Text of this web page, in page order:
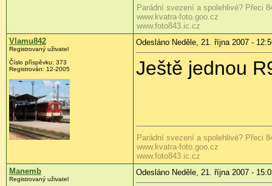
Parádní svezení a spolehlivé? Přeci
www.kvatra-foto.goo.cz
www.foto843.ic.cz
Vlamu842
Registrovaný uživatel
Číslo příspěvku: 373
Registrován: 12-2005
Odesláno Neděle, 21. října 2007 -
Ještě jednou
Parádní svezení a spolehlivé? Přeci
www.kvatra-foto.goo.cz
www.foto843.ic.cz
Manemb
Registrovaný uživatel
Odesláno Neděle, 21. října 2007 -